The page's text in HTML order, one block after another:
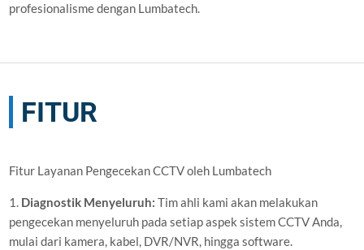
profesionalisme dengan Lumbatech.
FITUR
Fitur Layanan Pengecekan CCTV oleh Lumbatech
1. Diagnostik Menyeluruh: Tim ahli kami akan melakukan
pengecekan menyeluruh pada setiap aspek sistem CCTV Anda,
mulai dari kamera, kabel, DVR/NVR, hingga software.